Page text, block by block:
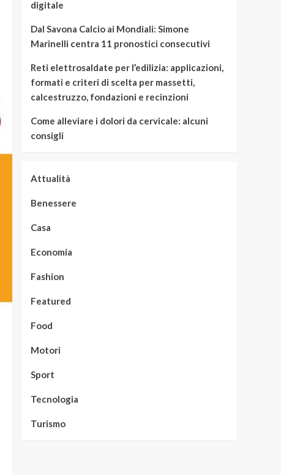
digitale
Dal Savona Calcio ai Mondiali: Simone
Marinelli centra 11 pronostici consecutivi
Reti elettrosaldate per l’edilizia: applicazioni,
formati e criteri di scelta per massetti,
calcestruzzo, fondazioni e recinzioni
Come alleviare i dolori da cervicale: alcuni
consigli
Attualità
Benessere
Casa
Economia
Fashion
Featured
Food
Motori
Sport
Tecnologia
Turismo